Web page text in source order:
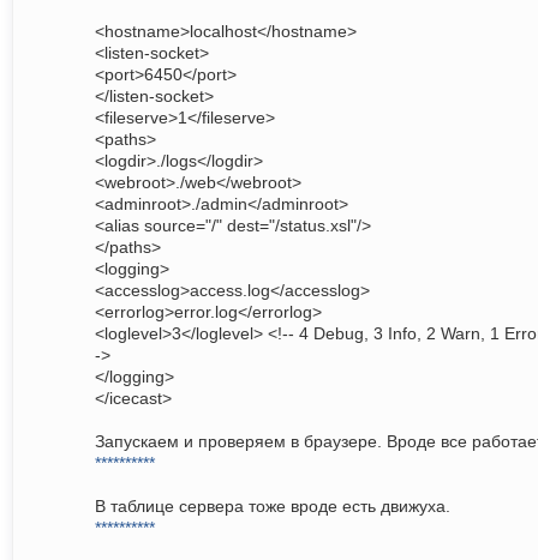
<hostname>localhost</hostname>
<listen-socket>
<port>6450</port>
</listen-socket>
<fileserve>1</fileserve>
<paths>
<logdir>./logs</logdir>
<webroot>./web</webroot>
<adminroot>./admin</adminroot>
<alias source="/" dest="/status.xsl"/>
</paths>
<logging>
<accesslog>access.log</accesslog>
<errorlog>error.log</errorlog>
<loglevel>3</loglevel> <!-- 4 Debug, 3 Info, 2 Warn, 1
->
</logging>
</icecast>
Запускаем и проверяем в браузере. Вроде все
**********
В таблице сервера тоже вроде есть движуха.
**********